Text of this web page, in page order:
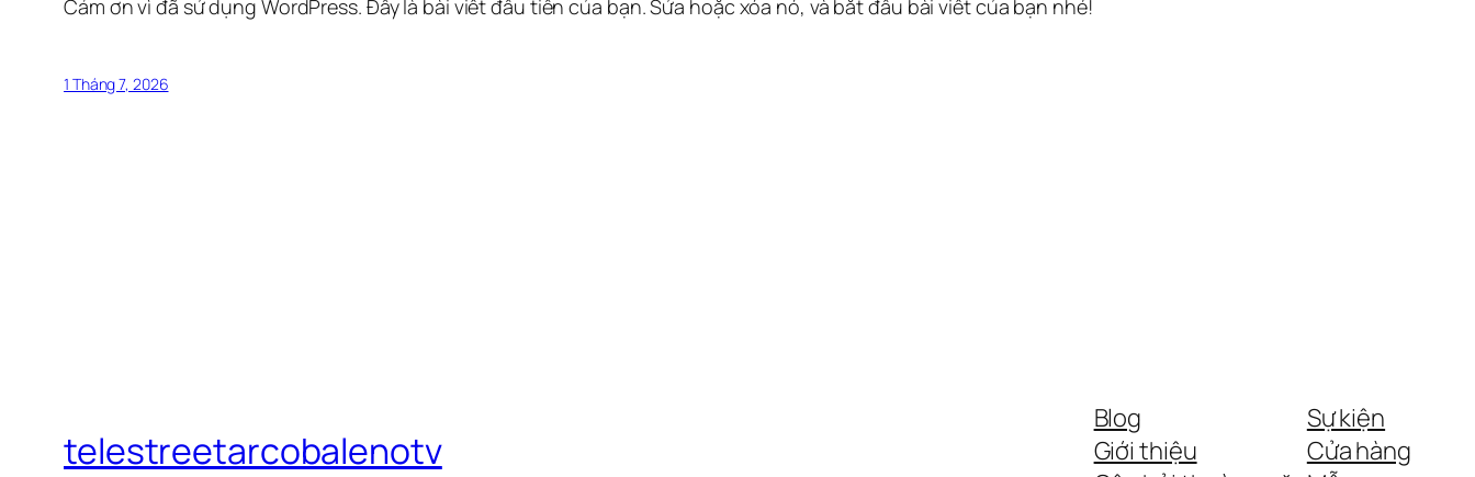
Cảm ơn vì đã sử dụng WordPress. Đây là bài viết đầu tiên của bạn. Sửa hoặc xóa nó, và bắt đầu bài viết của bạn nhé!
1 Tháng 7, 2026
telestreetarcobalenotv
Blog
Giới thiệu
Sự kiện
Cửa hàng